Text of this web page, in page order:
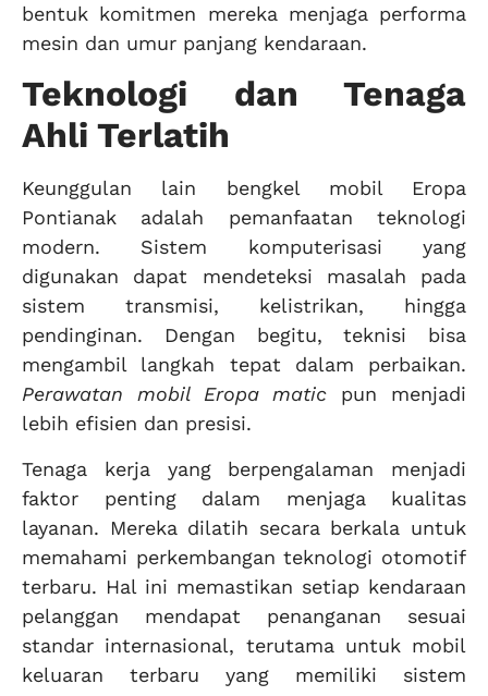
bentuk komitmen mereka menjaga performa
mesin dan umur panjang kendaraan.
Teknologi dan Tenaga
Ahli Terlatih
Keunggulan lain bengkel mobil Eropa
Pontianak adalah pemanfaatan teknologi
modern. Sistem komputerisasi yang
digunakan dapat mendeteksi masalah pada
sistem transmisi, kelistrikan, hingga
pendinginan. Dengan begitu, teknisi bisa
mengambil langkah tepat dalam perbaikan.
Perawatan mobil Eropa matic pun menjadi
lebih efisien dan presisi.
Tenaga kerja yang berpengalaman menjadi
faktor penting dalam menjaga kualitas
layanan. Mereka dilatih secara berkala untuk
memahami perkembangan teknologi otomotif
terbaru. Hal ini memastikan setiap kendaraan
pelanggan mendapat penanganan sesuai
standar internasional, terutama untuk mobil
keluaran terbaru yang memiliki sistem